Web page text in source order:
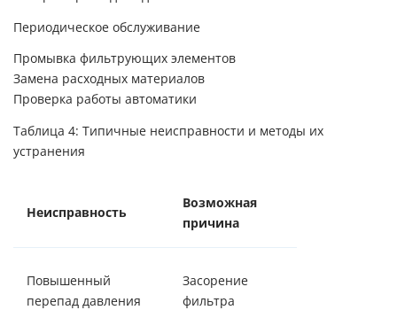
Периодическое обслуживание
Промывка фильтрующих элементов
Замена расходных материалов
Проверка работы автоматики
Таблица 4: Типичные неисправности и методы их
устранения
Неисправность
Возможная
причина
Повышенный
перепад давления
Засорение
фильтра